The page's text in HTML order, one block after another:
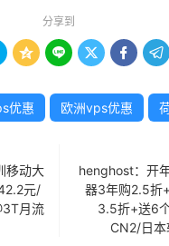
分享到
    
优惠 欧洲vps优惠
移动大
元/
月流
henghost：开
器3年购2.5折
3.5折+送6
CN2/日